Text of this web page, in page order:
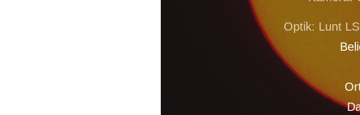
Optik: Lunt